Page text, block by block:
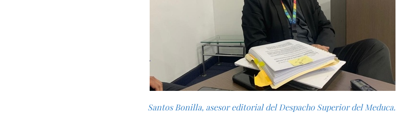
Santos Bonilla, asesor editorial del Despacho Superior del Meduca.